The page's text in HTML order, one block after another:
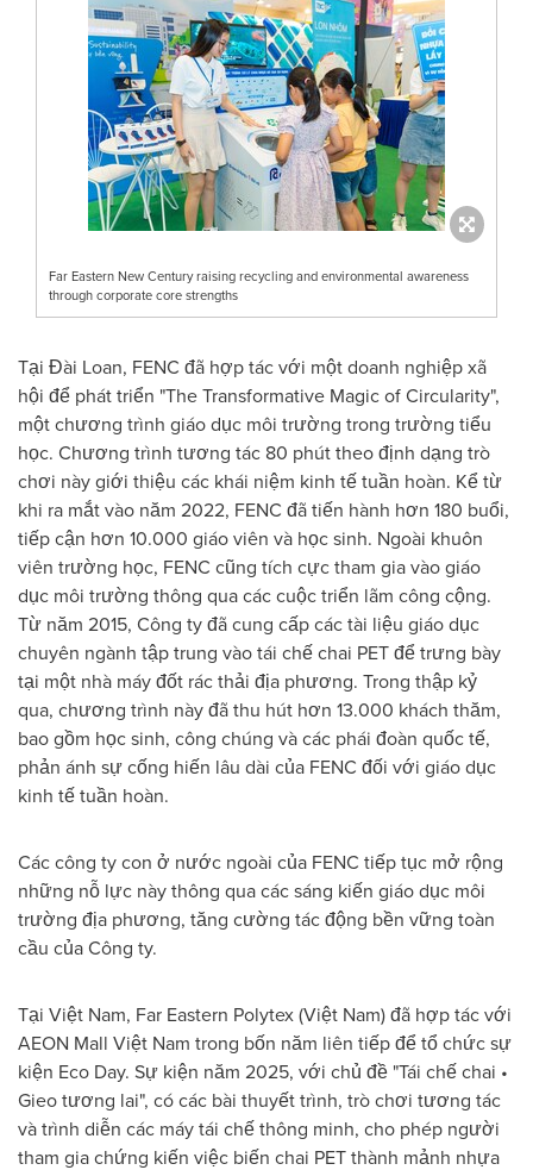
Far Eastern New Century raising recycling and environmental awareness
through corporate core strengths
Tại Đài Loan, FENC đã hợp tác với một doanh nghiệp xã
hội để phát triển "The Transformative Magic of Circularity",
một chương trình giáo dục môi trường trong trường tiểu
học. Chương trình tương tác 80 phút theo định dạng trò
chơi này giới thiệu các khái niệm kinh tế tuần hoàn. Kể từ
khi ra mắt vào năm 2022, FENC đã tiến hành hơn 180 buổi,
tiếp cận hơn 10.000 giáo viên và học sinh. Ngoài khuôn
viên trường học, FENC cũng tích cực tham gia vào giáo
dục môi trường thông qua các cuộc triển lãm công cộng.
Từ năm 2015, Công ty đã cung cấp các tài liệu giáo dục
chuyên ngành tập trung vào tái chế chai PET để trưng bày
tại một nhà máy đốt rác thải địa phương. Trong thập kỷ
qua, chương trình này đã thu hút hơn 13.000 khách thăm,
bao gồm học sinh, công chúng và các phái đoàn quốc tế,
phản ánh sự cống hiến lâu dài của FENC đối với giáo dục
kinh tế tuần hoàn.
Các công ty con ở nước ngoài của FENC tiếp tục mở rộng
những nỗ lực này thông qua các sáng kiến giáo dục môi
trường địa phương, tăng cường tác động bền vững toàn
cầu của Công ty.
Tại Việt Nam, Far Eastern Polytex (Việt Nam) đã hợp tác với
AEON Mall Việt Nam trong bốn năm liên tiếp để tổ chức sự
kiện Eco Day. Sự kiện năm 2025, với chủ đề "Tái chế chai •
Gieo tương lai", có các bài thuyết trình, trò chơi tương tác
và trình diễn các máy tái chế thông minh, cho phép người
tham gia chứng kiến việc biến chai PET thành mảnh nhựa